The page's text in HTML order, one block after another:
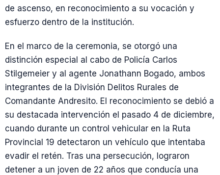
de ascenso, en reconocimiento a su vocación y
esfuerzo dentro de la institución.
En el marco de la ceremonia, se otorgó una
distinción especial al cabo de Policía Carlos
Stilgemeier y al agente Jonathann Bogado, ambos
integrantes de la División Delitos Rurales de
Comandante Andresito. El reconocimiento se debió a
su destacada intervención el pasado 4 de diciembre,
cuando durante un control vehicular en la Ruta
Provincial 19 detectaron un vehículo que intentaba
evadir el retén. Tras una persecución, lograron
detener a un joven de 22 años que conducía una